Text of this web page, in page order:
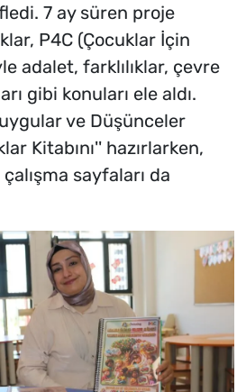
7 ay süren proje
P4C (Çocuklar İçin
adalet, farklılıklar, çevre
gibi konuları ele aldı.
ve Düşünceler
Kitabını'' hazırlarken,
sayfaları da